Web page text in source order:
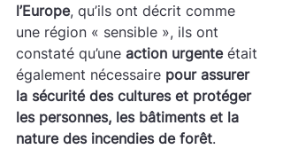
l’Europe, qu’ils ont décrit comme
une région « sensible », ils ont
constaté qu’une action urgente était
également nécessaire pour assurer
la sécurité des cultures et protéger
les personnes, les bâtiments et la
nature des incendies de forêt.